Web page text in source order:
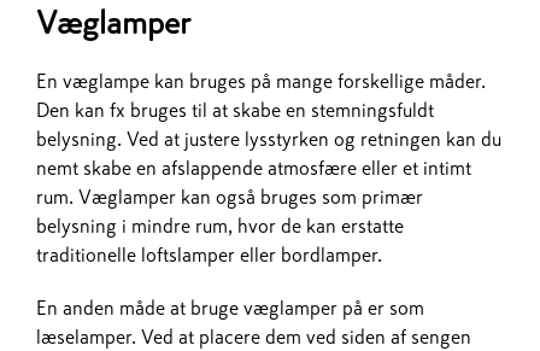
Væglamper
En væglampe kan bruges på mange forskellige måder.
Den kan fx bruges til at skabe en stemningsfuldt
belysning. Ved at justere lysstyrken og retningen kan du
nemt skabe en afslappende atmosfære eller et intimt
rum. Væglamper kan også bruges som primær
belysning i mindre rum, hvor de kan erstatte
traditionelle loftslamper eller bordlamper.
En anden måde at bruge væglamper på er som
læselamper. Ved at placere dem ved siden af sengen